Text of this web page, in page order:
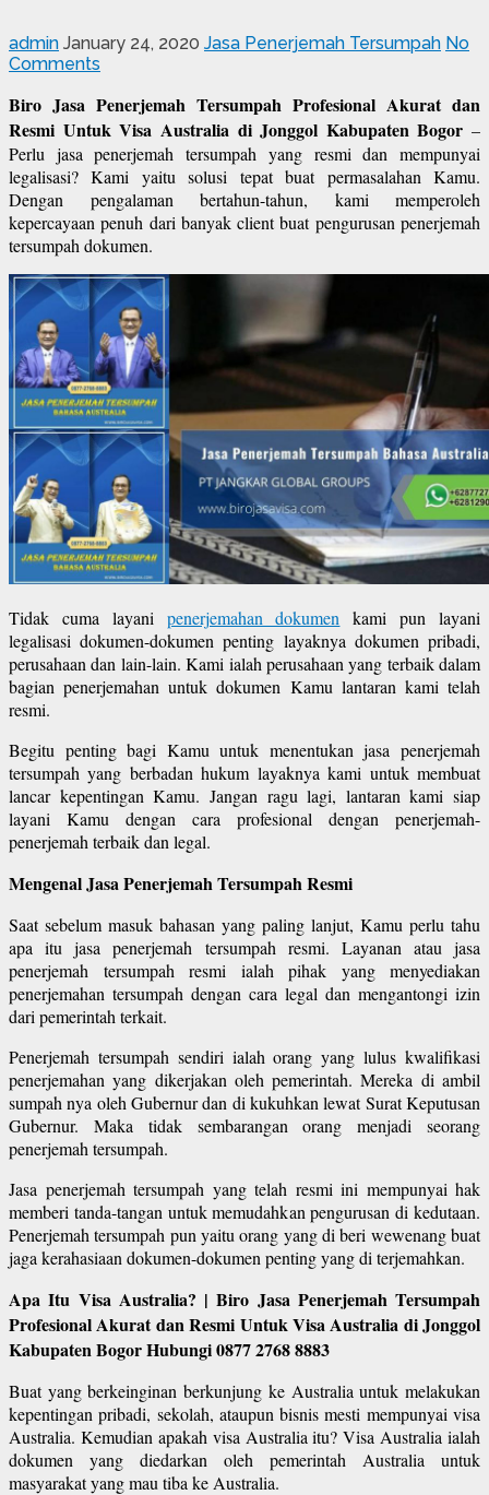
admin January 24, 2020 Jasa Penerjemah Tersumpah No
Comments
Biro Jasa Penerjemah Tersumpah Profesional Akurat dan
Resmi Untuk Visa Australia di Jonggol Kabupaten Bogor –
Perlu jasa penerjemah tersumpah yang resmi dan mempunyai
legalisasi? Kami yaitu solusi tepat buat permasalahan Kamu.
Dengan pengalaman bertahun-tahun, kami memperoleh
kepercayaan penuh dari banyak client buat pengurusan penerjemah
tersumpah dokumen.
Tidak cuma layani penerjemahan dokumen kami pun layani
legalisasi dokumen-dokumen penting layaknya dokumen pribadi,
perusahaan dan lain-lain. Kami ialah perusahaan yang terbaik dalam
bagian penerjemahan untuk dokumen Kamu lantaran kami telah
resmi.
Begitu penting bagi Kamu untuk menentukan jasa penerjemah
tersumpah yang berbadan hukum layaknya kami untuk membuat
lancar kepentingan Kamu. Jangan ragu lagi, lantaran kami siap
layani Kamu dengan cara profesional dengan penerjemah-
penerjemah terbaik dan legal.
Mengenal Jasa Penerjemah Tersumpah Resmi
Saat sebelum masuk bahasan yang paling lanjut, Kamu perlu tahu
apa itu jasa penerjemah tersumpah resmi. Layanan atau jasa
penerjemah tersumpah resmi ialah pihak yang menyediakan
penerjemahan tersumpah dengan cara legal dan mengantongi izin
dari pemerintah terkait.
Penerjemah tersumpah sendiri ialah orang yang lulus kwalifikasi
penerjemahan yang dikerjakan oleh pemerintah. Mereka di ambil
sumpah nya oleh Gubernur dan di kukuhkan lewat Surat Keputusan
Gubernur. Maka tidak sembarangan orang menjadi seorang
penerjemah tersumpah.
Jasa penerjemah tersumpah yang telah resmi ini mempunyai hak
memberi tanda-tangan untuk memudahkan pengurusan di kedutaan.
Penerjemah tersumpah pun yaitu orang yang di beri wewenang buat
jaga kerahasiaan dokumen-dokumen penting yang di terjemahkan.
Apa Itu Visa Australia? | Biro Jasa Penerjemah Tersumpah
Profesional Akurat dan Resmi Untuk Visa Australia di Jonggol
Kabupaten Bogor Hubungi 0877 2768 8883
Buat yang berkeinginan berkunjung ke Australia untuk melakukan
kepentingan pribadi, sekolah, ataupun bisnis mesti mempunyai visa
Australia. Kemudian apakah visa Australia itu? Visa Australia ialah
dokumen yang diedarkan oleh pemerintah Australia untuk
masyarakat yang mau tiba ke Australia.